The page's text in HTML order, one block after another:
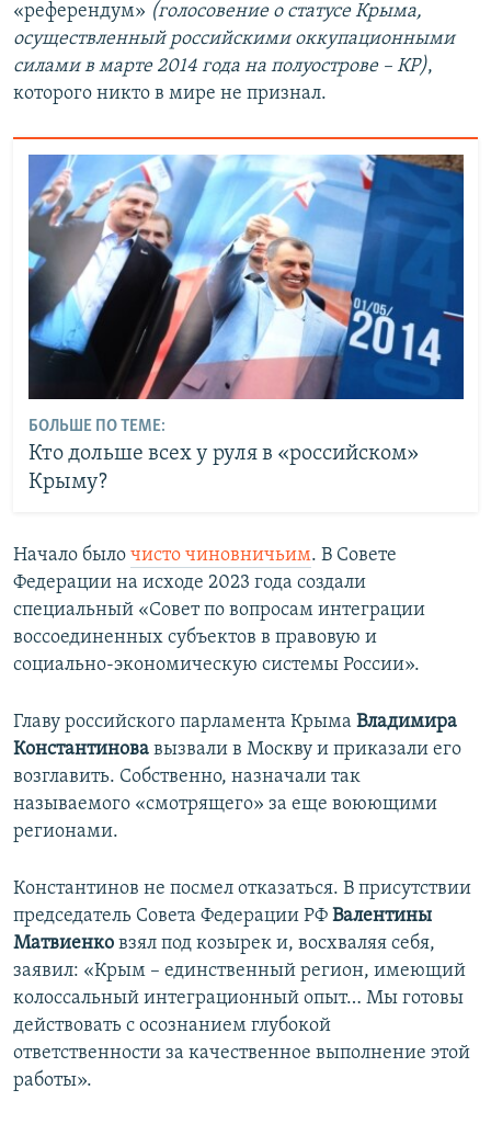
«референдум» (голосовение о статусе Крыма,
осуществленный российскими оккупационными
силами в марте 2014 года на полуострове – КР),
которого никто в мире не признал.
БОЛЬШЕ ПО ТЕМЕ:
Кто дольше всех у руля в «российском»
Крыму?
Начало было чисто чиновничьим. В Совете
Федерации на исходе 2023 года создали
специальный «Совет по вопросам интеграции
воссоединенных субъектов в правовую и
социально-экономическую системы России».
Главу российского парламента Крыма Владимира
Константинова вызвали в Москву и приказали его
возглавить. Собственно, назначали так
называемого «смотрящего» за еще воюющими
регионами.
Константинов не посмел отказаться. В присутствии
председатель Совета Федерации РФ Валентины
Матвиенко взял под козырек и, восхваляя себя,
заявил: «Крым – единственный регион, имеющий
колоссальный интеграционный опыт… Мы готовы
действовать с осознанием глубокой
ответственности за качественное выполнение этой
работы».